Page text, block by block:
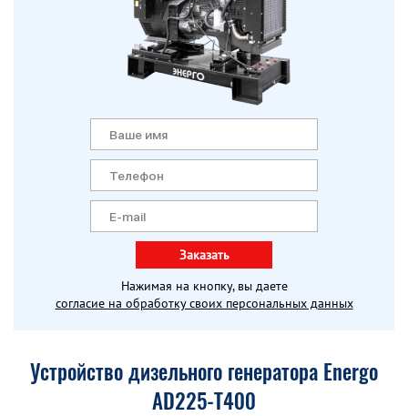
Заказать
Нажимая на кнопку, вы даете
согласие на обработку своих персональных данных
Устройство дизельного генератора Energo
AD225-T400